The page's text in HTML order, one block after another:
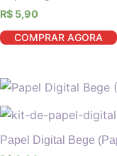
R$ 5,90
COMPRAR AGORA
Papel Digital Bege